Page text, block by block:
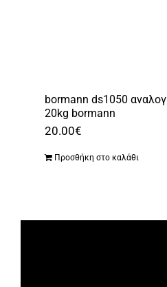
bormann ds1050
20kg bormann
20.00€
Προσθήκη στο καλάθι